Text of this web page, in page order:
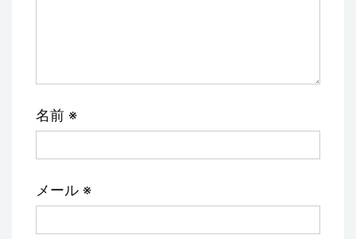
名前 ※
メール ※